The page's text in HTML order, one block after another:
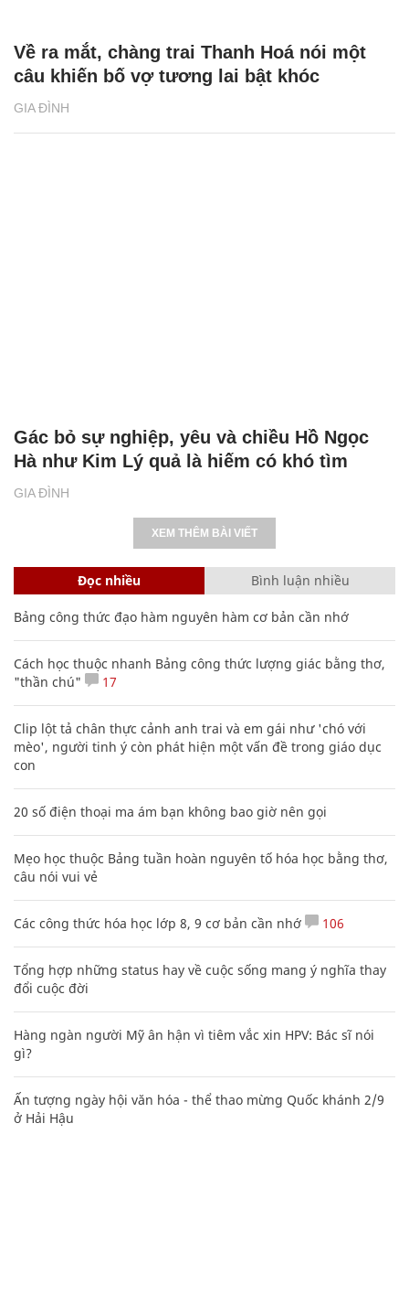
GIA ĐÌNH
Về ra mắt, chàng trai Thanh Hoá nói một
câu khiến bố vợ tương lai bật khóc
GIA ĐÌNH
Gác bỏ sự nghiệp, yêu và chiều Hồ Ngọc
Hà như Kim Lý quả là hiếm có khó tìm
XEM THÊM BÀI VIẾT
Đọc nhiều Bình luận nhiều
Bảng công thức đạo hàm nguyên hàm cơ bản cần nhớ
Cách học thuộc nhanh Bảng công thức lượng giác bằng thơ,
"thần chú"
17
Clip lột tả chân thực cảnh anh trai và em gái như 'chó với
mèo', người tinh ý còn phát hiện một vấn đề trong giáo dục
con
20 số điện thoại ma ám bạn không bao giờ nên gọi
Mẹo học thuộc Bảng tuần hoàn nguyên tố hóa học bằng thơ,
câu nói vui vẻ
Các công thức hóa học lớp 8, 9 cơ bản cần nhớ 106
Tổng hợp những status hay về cuộc sống mang ý nghĩa thay
đổi cuộc đời
Hàng ngàn người Mỹ ân hận vì tiêm vắc xin HPV: Bác sĩ nói
gì?
Ấn tượng ngày hội văn hóa - thể thao mừng Quốc khánh 2/9
ở Hải Hậu